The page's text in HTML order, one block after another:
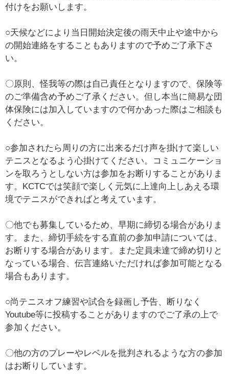
付けをお願いします。
○天候などにより当日開始決定後の雨天中止や途中から
の開始連絡をすることもありますので予めご了承下さ
い。
〇原則、怪我等の際は自己責任となりますので、保険等
のご準備含め予めご了承ください。但し本当に簡易な団
体保険には加入していますので何かあった際はご相談も
ください。
○参加されたら周りの方に出来るだけ声を掛けて楽しい
テニスとなるよう心掛けてください。コミュニケーショ
ンを取ろうとしない方は参加をお断りすることがありま
す。KCTCでは笑顔で楽しく元気に上達向上しあえる環
境でテニスができればと考えています。
〇他でも募集しているため、早期に締切る場合がありま
す。また、締切手続をする直前の参加申請については、
お断りする場合があります。また定員未達で締め切りと
なっている場合、伝言連絡いただければ参加可能となる
場合もあります。
○尚テニスオフ練習や試合を録画し予告、断りなく
Youtube等に投稿することがありますのでご了承の上で
参加ください。
〇他の方のプレーやレベルを批判されるような方の参加
はお断りしています。